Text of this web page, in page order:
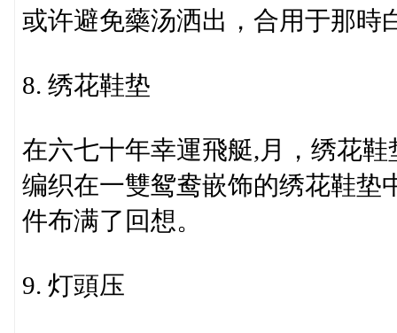
或许避免藥汤洒出，合用于那時
8. 绣花鞋垫
在六七十年幸運飛艇,月，绣花
编织在一雙鸳鸯嵌饰的绣花鞋垫
件布满了回想。
9. 灯頭压